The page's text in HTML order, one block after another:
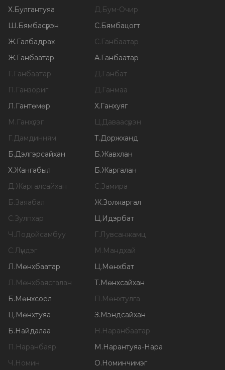
Х.Булгантуяа Д.Бум-Очир
Ш.Бямбасүрэн С.Бямбацогт
Ж.Галбадрах С.Ганбаатар
Ж.Ганбаатар А.Ганбаатар
Г.Ганбаатар Д.Ганбат
П.Ганзориг Д.Ганмаа
Л.Гантөмөр Х.Ганхуяг
М.Ганхүлэг Ц.Даваасүрэн
Г.Дамдинням Т.Доржханд
Б.Дэлгэрсайхан Б.Жавхлан
Х.Жангабыл Б.Жаргалан
Д.Жаргалсайхан С.Замира
Б.Заяабал Ж.Золжаргал
С.Зулпхар Ц.Идэрбат
Ч.Лодойсамбуу Г.Лувсанжамц
С.Лүндэг М.Мандхай
Л.Мөнхбаатар Ц.Мөнхбат
Л.Мөнхбаясгалан Т.Мөнхсайхан
Б.Мөнхсоёл П.Мөнхтулга
Ц.Мөнхтуяа З.Мэндсайхан
Б.Найдалаа Н.Наранбаатар
П.Наранбаяр М.Нарантуяа-Нара
Ч.Номин О.Номинчимэг